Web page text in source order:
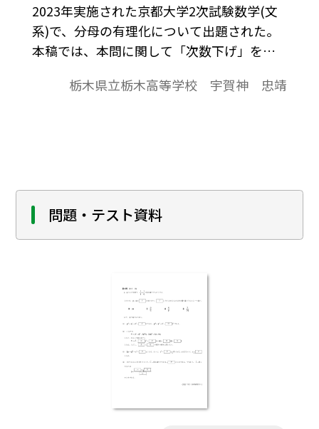
2023年実施された京都大学2次試験数学(文
系)で、分母の有理化について出題された。
本稿では、本問に関して「次数下げ」を生
本問を意識した練習問題もご提示してみた
栃木県立栃木高等学校 宇賀神 忠靖
問題・テスト資料